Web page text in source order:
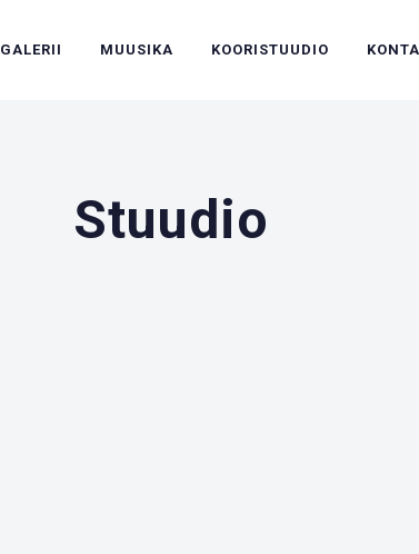
GALERII MUUSIKA KOORISTUUDIO
Stuudio